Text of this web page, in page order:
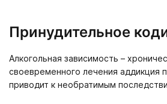
Принудительное
Алкогольная зависимость –
своевременного лечения аддикция
приводит к необратимым